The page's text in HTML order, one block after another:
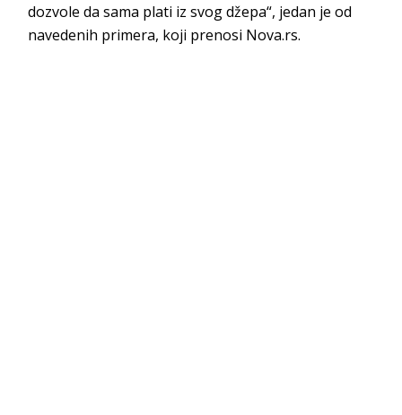
dozvole da sama plati iz svog džepa“, jedan je od
navedenih primera, koji prenosi Nova.rs.